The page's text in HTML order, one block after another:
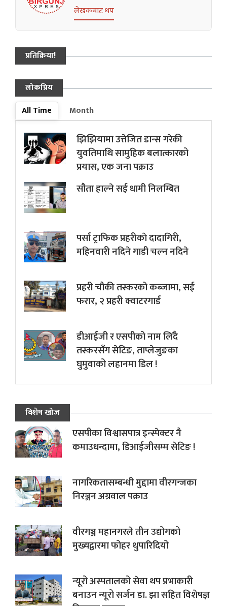
लेखकबाट थप
प्रतिक्रिया!
लोकप्रिय
All Time
Month
झिझियामा उत्तेजित डान्स गरेकी
युवतिमाथि सामुहिक बलात्कारको
प्रयास, एक जना पक्राउ
सौता हाल्ने सई धामी निलम्बित
पर्सा ट्राफिक प्रहरीकाे दादागिरी,
महिनवारी नदिने गाडी चल्न नदिने
प्रहरी चौकी तस्करको कब्जामा, सई
फरार, २ प्रहरी क्वाटरगार्ड
डीआईजी र एसपीको नाम लिँदै
तस्करसँग सेटिङ, ताप्लेजुङका
घुमुवाको लहानमा डिल !
विशेष खोज
एसपीका विश्वासपात्र इन्स्पेक्टर नै
कमाउधन्दामा, डिआईजीसम्म सेटिङ !
नागरिकतासम्बन्धी मुद्दामा वीरगन्जका
निरञ्जन अग्रवाल पक्राउ
वीरगञ्ज महानगरले तीन उद्योगको
मुख्यद्वारमा फोहर थुपारिदियो
न्यूरो अस्पतालको सेवा थप प्रभाकारी
बनाउन न्यूरो सर्जन डा. झा सहित विशेषज्ञ